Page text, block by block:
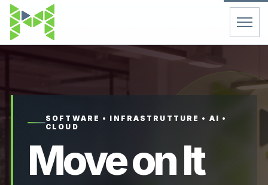
Servizi
Chi Siamo
Contatti
SOFTWARE • INFRASTRUTTURE • AI •
CLOUD
Move on It